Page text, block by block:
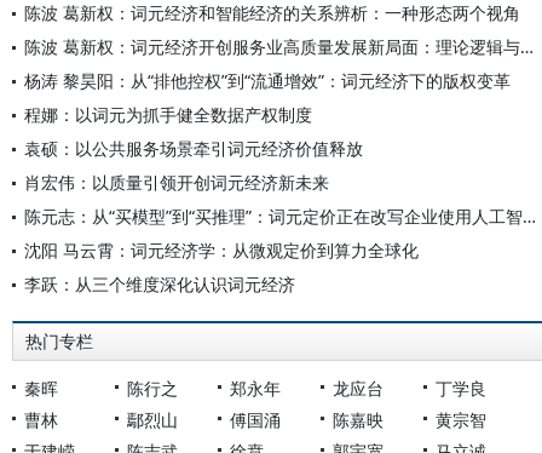
陈波 葛新权：词元经济和智能经济的关系辨析：一种形态两个视角
陈波 葛新权：词元经济开创服务业高质量发展新局面：理论逻辑与实践路径
杨涛 黎昊阳：从“排他控权”到“流通增效”：词元经济下的版权变革
程娜：以词元为抓手健全数据产权制度
袁硕：以公共服务场景牵引词元经济价值释放
肖宏伟：以质量引领开创词元经济新未来
陈元志：从“买模型”到“买推理”：词元定价正在改写企业使用人工智能的方式
沈阳 马云霄：词元经济学：从微观定价到算力全球化
李跃：从三个维度深化认识词元经济
热门专栏
秦晖 陈行之 郑永年 龙应台
丁学良
曹林
鄢烈山 傅国涌 陈嘉映
黄宗智